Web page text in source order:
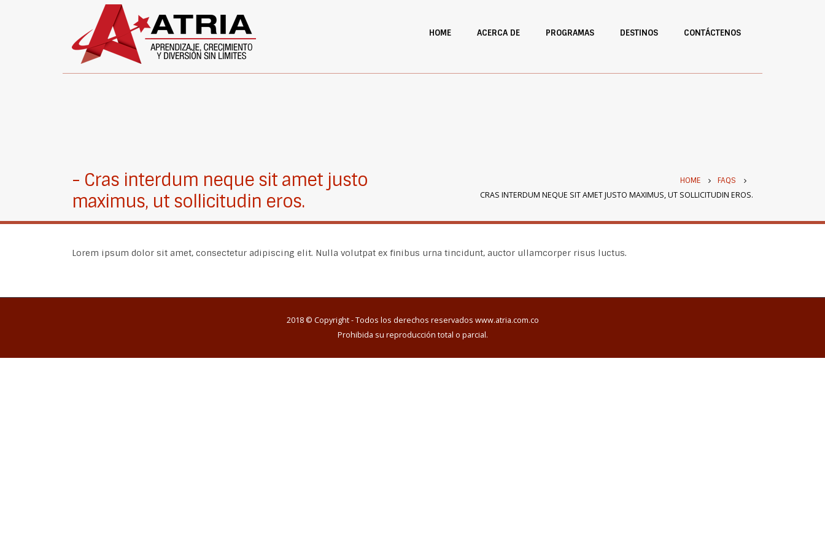
HOME ACERCA DE PROGRAMAS DESTINOS CONTÁCTENOS
Cras interdum neque sit amet justo
maximus, ut sollicitudin eros.
HOME FAQS
CRAS INTERDUM NEQUE SIT AMET JUSTO MAXIMUS, UT SOLLICITUDIN EROS.
Lorem ipsum dolor sit amet, consectetur adipiscing elit. Nulla volutpat ex finibus urna tincidunt, auctor ullamcorper risus luctus.
2018 © Copyright - Todos los derechos reservados www.atria.com.co
Prohibida su reproducción total o parcial.